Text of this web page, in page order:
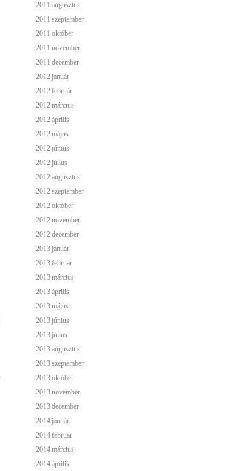
2011 augusztus
2011 szeptember
2011 október
2011 november
2011 december
2012 január
2012 február
2012 március
2012 április
2012 május
2012 június
2012 július
2012 augusztus
2012 szeptember
2012 október
2012 november
2012 december
2013 január
2013 február
2013 március
2013 április
2013 május
2013 június
2013 július
2013 augusztus
2013 szeptember
2013 október
2013 november
2013 december
2014 január
2014 február
2014 március
2014 április